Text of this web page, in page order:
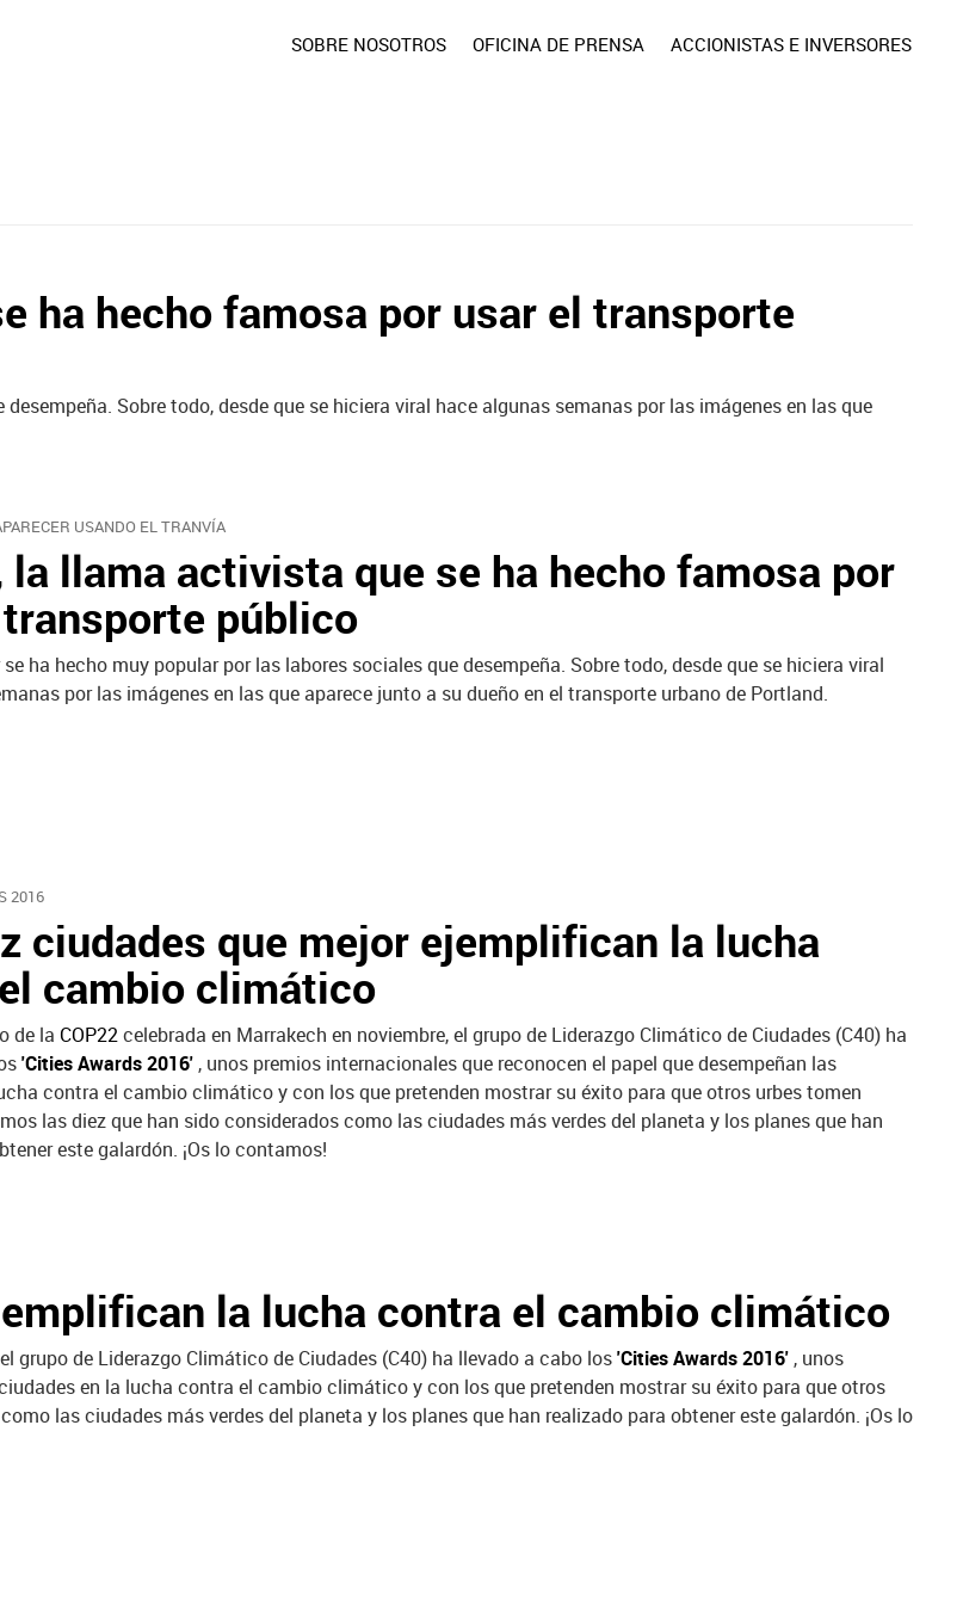
SOBRE NOSOTROS OFICINA DE PRENSA ACCIONISTAS E INVERSORES
ha hecho famosa por usar el transporte
Sobre todo, desde que se hiciera viral hace algunas semanas por las imágenes en las que
USANDO EL TRANVÍA
la llama activista que se ha hecho famosa por
público
ha hecho muy popular por las labores sociales que desempeña. Sobre todo, desde que se hiciera viral
por las imágenes en las que aparece junto a su dueño en el transporte urbano de Portland.
2016
ciudades que mejor ejemplifican la lucha
cambio climático
de la COP22celebrada en Marrakech en noviembre, el grupo de Liderazgo Climático de Ciudades (C40) ha
'Cities Awards 2016', unos premios internacionales que reconocen el papel que desempeñan las
contra el cambio climático y con los que pretenden mostrar su éxito para que otros urbes tomen
las diez que han sido considerados como las ciudades más verdes del planeta y los planes que han
este galardón. ¡Os lo contamos!
la lucha contra el cambio climático
grupo de Liderazgo Climático de Ciudades (C40) ha llevado a cabo los'Cities Awards 2016', unos
en la lucha contra el cambio climático y con los que pretenden mostrar su éxito para que otros
las ciudades más verdes del planeta y los planes que han realizado para obtener este galardón. ¡Os lo